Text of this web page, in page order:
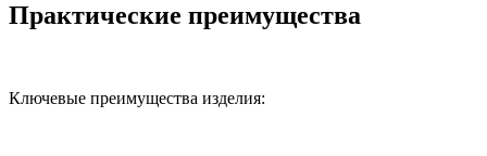
Практические преимущества
Ключевые преимущества изделия: